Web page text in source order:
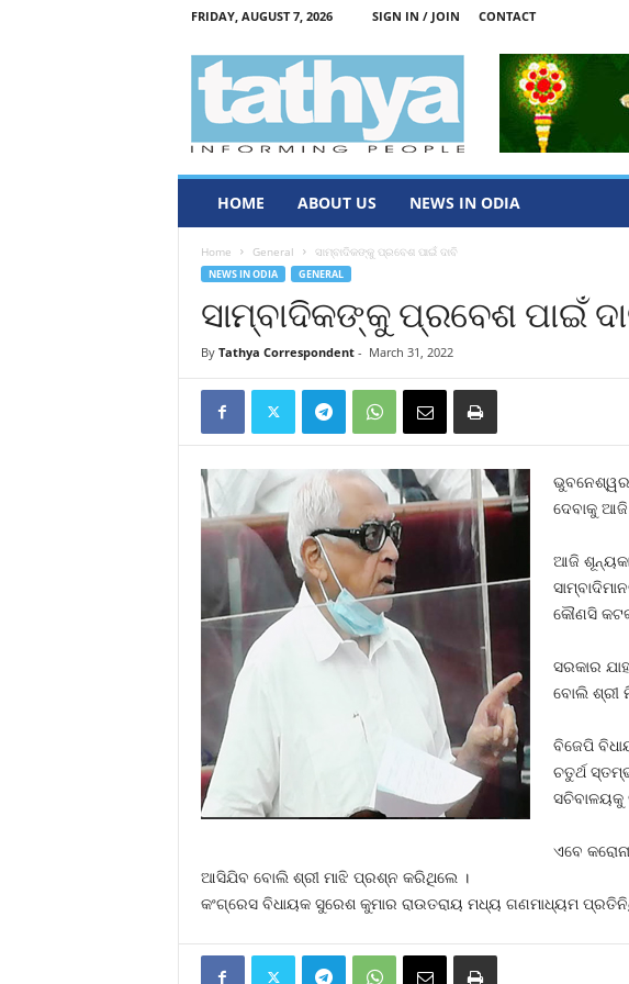
FRIDAY, AUGUST 7, 2026 SIGN IN / JOIN CONTACT
HOME ABOUT US NEWS IN ODIA
Home General ସାମ୍ବାଦିକଙ୍କୁ ପ୍ରବେଶ ପାଇଁ ଦାବି
NEWS IN ODIA GENERAL
ସାମ୍ବାଦିକଙ୍କୁ ପ୍ରବେଶ ପାଇଁ
By Tathya Correspondent- March 31, 2022
ଭୁବନେଶ୍ୱର
ଦେବାକୁ ଆଜି
ଆଜି
କୌଣସି
ସରକାର
ବୋଲି ଶ୍ରୀ
ବିଜେପି
ଚତୁର୍ଥ
ସଚିବାଳୟକୁ
ଏବେ
ଆସିଯିବ ବୋଲି ଶ୍ରୀ ମାଝି ପ୍ରଶ୍ନ କରିଥିଲେ ।
କଂଗ୍ରେସ ବିଧାୟକ ସୁରେଶ କୁମାର ରାଉତରାୟ ମଧ୍ୟ ଗଣମାଧ୍ୟମ